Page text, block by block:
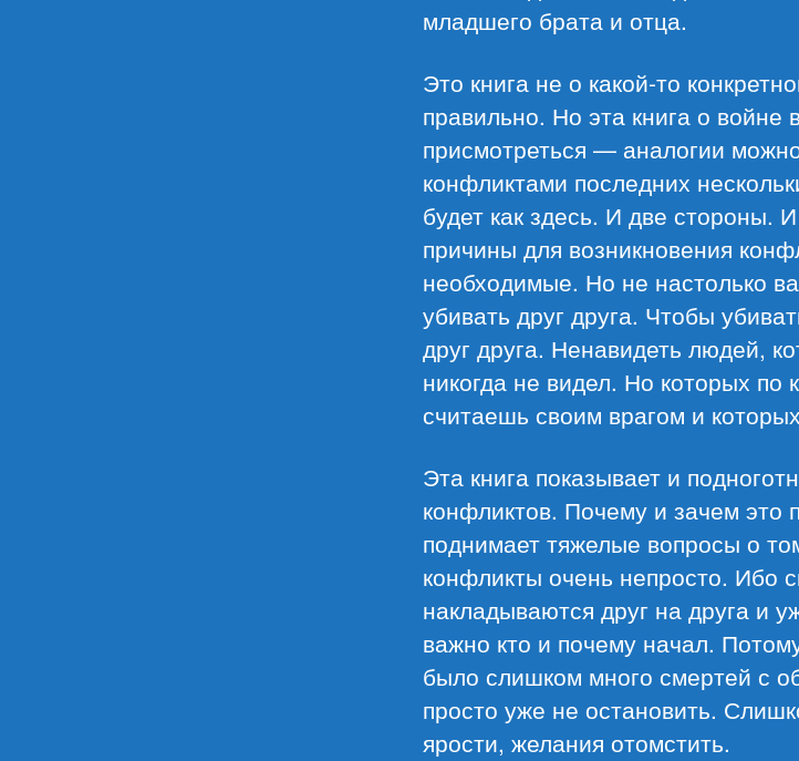
младшего брата и отца.
Это книга не о какой-то
правильно. Но эта книга о войне
присмотреться — аналогии
конфликтами последних
будет как здесь. И две стороны.
причины для возникновения
необходимые. Но не настолько
убивать друг друга. Чтобы
друг друга. Ненавидеть людей,
никогда не видел. Но которых по
считаешь своим врагом и
Эта книга показывает и
конфликтов. Почему и зачем это
поднимает тяжелые вопросы о
конфликты очень непросто. Ибо
накладываются друг на друга и
важно кто и почему начал.
было слишком много смертей с
просто уже не остановить.
ярости, желания отомстить.